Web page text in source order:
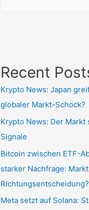
Recent
Krypto News: Japan
globaler Markt-Schock?
Krypto News: Der Markt
Signale
Bitcoin zwischen ETF-
starker Nachfrage:
Richtungsentscheidung?
Meta setzt auf Solana: